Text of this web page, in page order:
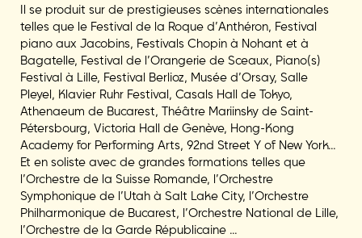
Il se produit sur de prestigieuses scènes internationales
telles que le Festival de la Roque d’Anthéron, Festival
piano aux Jacobins, Festivals Chopin à Nohant et à
Bagatelle, Festival de l’Orangerie de Sceaux, Piano(s)
Festival à Lille, Festival Berlioz, Musée d’Orsay, Salle
Pleyel, Klavier Ruhr Festival, Casals Hall de Tokyo,
Athenaeum de Bucarest, Théâtre Mariinsky de Saint-
Pétersbourg, Victoria Hall de Genève, Hong-Kong
Academy for Performing Arts, 92nd Street Y of New York…
Et en soliste avec de grandes formations telles que
l’Orchestre de la Suisse Romande, l’Orchestre
Symphonique de l’Utah à Salt Lake City, l’Orchestre
Philharmonique de Bucarest, l’Orchestre National de Lille,
l’Orchestre de la Garde Républicaine …